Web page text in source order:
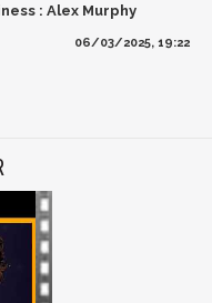
: Alex Murphy
06/03/2025, 19:22